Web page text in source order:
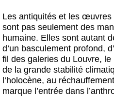
Les antiquités et les
sont pas seulement des
humaine. Elles sont autant
d’un basculement profond,
fil des galeries du Louvre,
de la grande stabilité
l’holocène, au
marque l’entrée dans